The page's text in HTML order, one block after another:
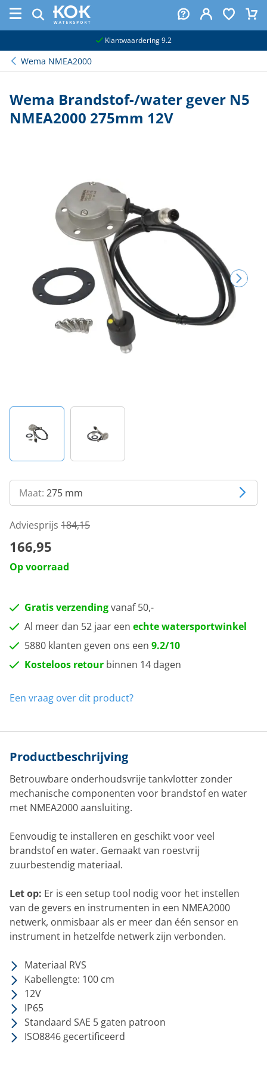
Klantwaardering 9.2
Wema NMEA2000
Wema Brandstof-/water gever N5
NMEA2000 275mm 12V
Maat: 275 mm
Adviesprijs 184,15
166,95
Op voorraad
Gratis verzendingvanaf 50,-
Al meer dan 52 jaar een echte watersportwinkel
5880 klanten geven ons een 9.2/10
Kosteloos retour binnen 14 dagen
Een vraag over dit product?
Productbeschrijving
Betrouwbare onderhoudsvrije tankvlotter zonder
mechanische componenten voor brandstof en water
met NMEA2000 aansluiting.
Eenvoudig te installeren en geschikt voor veel
brandstof en water. Gemaakt van roestvrij
zuurbestendig materiaal.
Let op: Er is een setup tool nodig voor het instellen
van de gevers en instrumenten in een NMEA2000
netwerk, onmisbaar als er meer dan één sensor en
instrument in hetzelfde netwerk zijn verbonden.
Materiaal RVS
Kabellengte: 100 cm
12V
IP65
Standaard SAE 5 gaten patroon
ISO8846 gecertificeerd